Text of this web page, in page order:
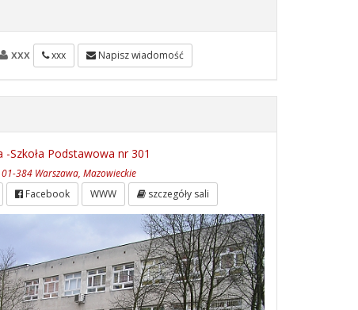
xxx xxx Napisz wiadomość
-Szkoła Podstawowa nr 301
384 Warszawa, Mazowieckie
Facebook WWW szczegóły sali